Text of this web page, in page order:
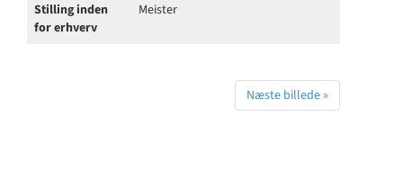
Stilling inden
for erhverv
Meister
Næste billede »